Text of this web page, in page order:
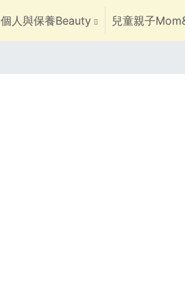
個人與保養Beauty 兒童親子